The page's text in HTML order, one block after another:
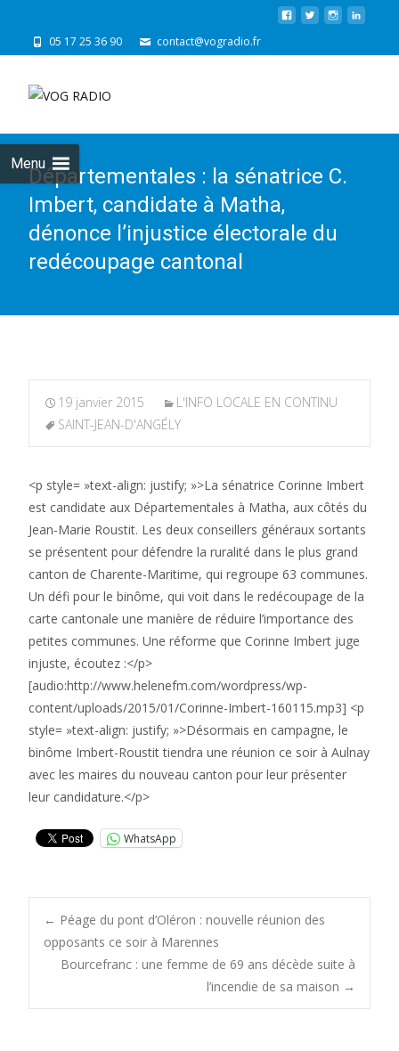
05 17 25 36 90 contact@vogradio.fr
Menu
Départementales : la sénatrice C.
Imbert, candidate à Matha,
dénonce l’injustice électorale du
redécoupage cantonal
19 janvier 2015
L'INFO LOCALE EN CONTINU
SAINT-JEAN-D'ANGÉLY
<p style= »text-align: justify; »>La sénatrice Corinne Imbert
est candidate aux Départementales à Matha, aux côtés du
Jean-Marie Roustit. Les deux conseillers généraux sortants
se présentent pour défendre la ruralité dans le plus grand
canton de Charente-Maritime, qui regroupe 63 communes.
Un défi pour le binôme, qui voit dans le redécoupage de la
carte cantonale une manière de réduire l’importance des
petites communes. Une réforme que Corinne Imbert juge
injuste, écoutez :</p>
[audio:http://www.helenefm.com/wordpress/wp-
content/uploads/2015/01/Corinne-Imbert-160115.mp3] <p
style= »text-align: justify; »>Désormais en campagne, le
binôme Imbert-Roustit tiendra une réunion ce soir à Aulnay
avec les maires du nouveau canton pour leur présenter
leur candidature.</p>
WhatsApp
Post
navigation
← Péage du pont d’Oléron : nouvelle réunion des
opposants ce soir à Marennes
Bourcefranc : une femme de 69 ans décède suite à
l’incendie de sa maison →